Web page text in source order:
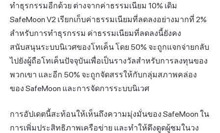
ทำธุรกรรมอีกด้วย ต่างจากค่าธรรมเนียม 10% เดิม
SafeMoon V2 เรียกเก็บค่าธรรมเนียมที่ลดลงอย่างมากที่ 2%
สำหรับการทำธุรกรรม ค่าธรรมเนียมที่ลดลงนี้ยังคง
สนับสนุนระบบนิเวศของโทเค็น โดย 50% จะถูกแจกจ่ายกลับ
ไปยังผู้ถือโทเค็นปัจจุบันเพื่อเป็นรางวัลสำหรับการลงทุนของ
พวกเขา และอีก 50% จะถูกจัดสรรให้กับกลุ่มสภาพคล่อง
ของ SafeMoon และการจัดการระบบนิเวศ
การอัปเดตนี้สะท้อนให้เห็นถึงความมุ่งมั่นของ SafeMoon ใน
การเพิ่มประสิทธิภาพเครือข่าย และทำให้ดึงดูดผู้ชมในวง